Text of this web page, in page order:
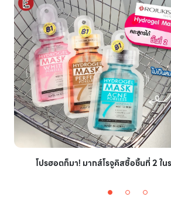
โปรฮอตก็มา! มากส์โรจูคิสซื้อชิ้นที่ 2 ใน